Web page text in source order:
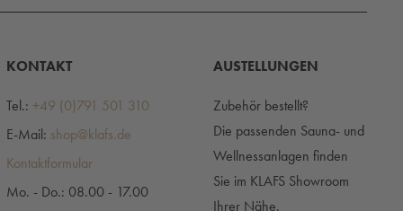
KONTAKT
Tel.: +49 (0)791 501 310
E-Mail: shop@klafs.de
Kontaktformular
Mo. - Do.: 08.00 - 17.00
AUSTELLUNGEN
Zubehör bestellt?
Die passenden Sauna- und
Wellnessanlagen finden
Sie im KLAFS Showroom
Ihrer Nähe.